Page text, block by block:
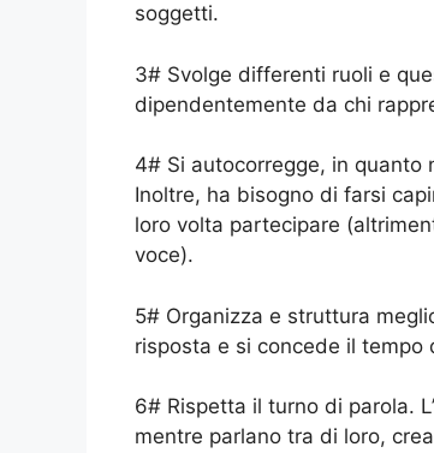
soggetti.
3# Svolge differenti ruoli e
dipendentemente da chi
4# Si autocorregge, in quanto
Inoltre, ha bisogno di farsi
loro volta partecipare
voce).
5# Organizza e struttura
risposta e si concede il
6# Rispetta il turno di parola.
mentre parlano tra di loro,